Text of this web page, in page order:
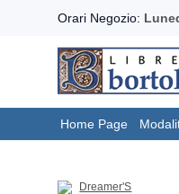
Orari Negozio:
Home Page